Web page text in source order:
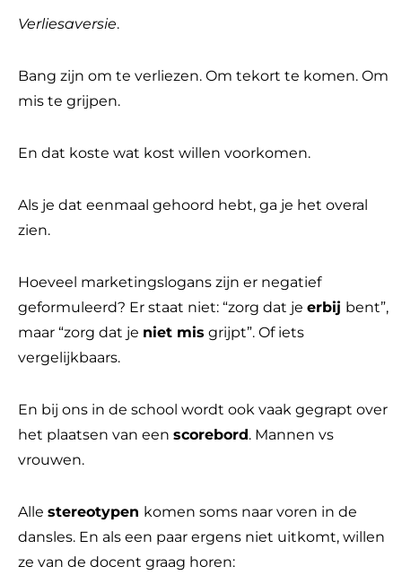
Verliesaversie.
Bang zijn om te verliezen. Om tekort te komen. Om
mis te grijpen.
En dat koste wat kost willen voorkomen.
Als je dat eenmaal gehoord hebt, ga je het overal
zien.
Hoeveel marketingslogans zijn er negatief
geformuleerd? Er staat niet: “zorg dat je erbij bent”,
maar “zorg dat je niet mis grijpt”. Of iets
vergelijkbaars.
En bij ons in de school wordt ook vaak gegrapt over
het plaatsen van een scorebord. Mannen vs
vrouwen.
Alle stereotypen komen soms naar voren in de
dansles. En als een paar ergens niet uitkomt, willen
ze van de docent graag horen: